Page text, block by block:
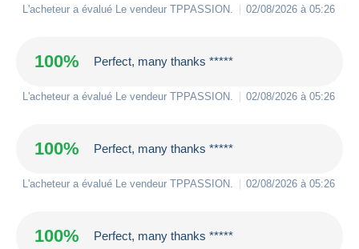
L'acheteur a évalué Le vendeur TPPASSION 02/08/2026 à 05:26
100% Perfect, many thanks *****
L'acheteur a évalué Le vendeur TPPASSION 02/08/2026 à 05:26
100% Perfect, many thanks *****
L'acheteur a évalué Le vendeur TPPASSION 02/08/2026 à 05:26
100% Perfect, many thanks *****